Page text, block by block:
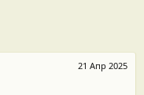
21 Апр 2025